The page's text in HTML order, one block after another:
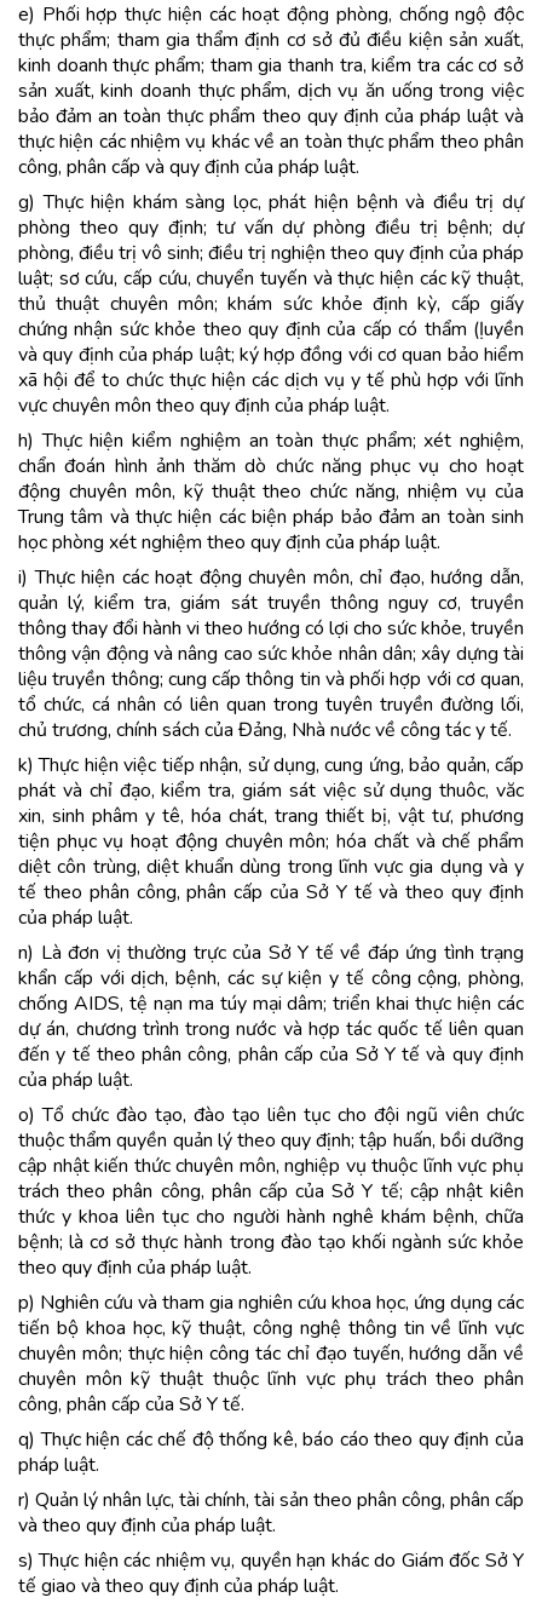
e) Phối hợp thực hiện các hoạt động phòng, chống ngộ độc
thực phẩm; tham gia thẩm định cơ sở đủ điều kiện sản xuất,
kinh doanh thực phẩm; tham gia thanh tra, kiểm tra các cơ sở
sản xuất, kinh doanh thực phẩm, dịch vụ ăn uống trong việc
bảo đảm an toàn thực phẩm theo quy định của pháp luật và
thực hiện các nhiệm vụ khác về an toàn thực phẩm theo phân
công, phân cấp và quy định của pháp luật.
g) Thực hiện khám sàng lọc, phát hiện bệnh và điều trị dự
phòng theo quy định; tư vấn dự phòng điều trị bệnh; dự
phòng, điều trị vô sinh; điều trị nghiện theo quy định của pháp
luật; sơ cứu, cấp cứu, chuyển tuyến và thực hiện các kỹ thuật,
thủ thuật chuyên môn; khám sức khỏe định kỳ, cấp giấy
chứng nhận sức khỏe theo quy định của cấp có thẩm (Ịuyền
và quy định của pháp luật; ký hợp đồng với cơ quan bảo hiểm
xã hội để to chức thực hiện các dịch vụ y tế phù hợp với lĩnh
vực chuyên môn theo quy định của pháp luật.
h) Thực hiện kiểm nghiệm an toàn thực phẩm; xét nghiệm,
chẩn đoán hình ảnh thăm dò chức năng phục vụ cho hoạt
động chuyên môn, kỹ thuật theo chức năng, nhiệm vụ của
Trung tâm và thực hiện các biện pháp bảo đảm an toàn sinh
học phòng xét nghiệm theo quy định của pháp luật.
i) Thực hiện các hoạt động chuyên môn, chỉ đạo, hướng dẫn,
quản lý, kiểm tra, giám sát truyền thông nguy cơ, truyền
thông thay đổi hành vi theo hướng có lợi cho sức khỏe, truyền
thông vận động và nâng cao sức khỏe nhân dân; xây dựng tài
liệu truyền thông; cung cấp thông tin và phối hợp với cơ quan,
tổ chức, cá nhân có liên quan trong tuyên truyền đường lối,
chủ trương, chính sách của Đảng, Nhà nước về công tác y tế.
k) Thực hiện việc tiếp nhận, sử dụng, cung ứng, bảo quản, cấp
phát và chỉ đạo, kiểm tra, giám sát việc sử dụng thuôc, văc
xin, sinh phâm y tê, hóa chát, trang thiết bị, vật tư, phương
tiện phục vụ hoạt động chuyên môn; hóa chất và chế phẩm
diệt côn trùng, diệt khuẩn dùng trong lĩnh vực gia dụng và y
tế theo phân công, phân cấp của Sở Y tế và theo quy định
của pháp luật.
n) Là đơn vị thường trực của Sở Y tế về đáp ứng tình trạng
khẩn cấp với dịch, bệnh, các sự kiện y tế công cộng, phòng,
chống AIDS, tệ nạn ma túy mại dâm; triển khai thực hiện các
dự án, chương trình trong nước và hợp tác quốc tế liên quan
đến y tế theo phân công, phân cấp của Sở Y tế và quy định
của pháp luật.
o) Tổ chức đào tạo, đào tạo liên tục cho đội ngũ viên chức
thuộc thẩm quyền quản lý theo quy định; tập huấn, bồi dưỡng
cập nhật kiến thức chuyên môn, nghiệp vụ thuộc lĩnh vực phụ
trách theo phân công, phân cấp của Sở Y tế; cập nhật kiên
thức y khoa liên tục cho người hành nghê khám bệnh, chữa
bệnh; là cơ sở thực hành trong đào tạo khối ngành sức khỏe
theo quy định của pháp luật.
p) Nghiên cứu và tham gia nghiên cứu khoa học, ứng dụng các
tiến bộ khoa học, kỹ thuật, công nghệ thông tin về lĩnh vực
chuyên môn; thực hiện công tác chỉ đạo tuyến, hướng dẫn về
chuyên môn kỹ thuật thuộc lĩnh vực phụ trách theo phân
công, phân cấp của Sở Y tế.
q) Thực hiện các chế độ thống kê, báo cáo theo quy định của
pháp luật.
r) Quản lý nhân lực, tài chính, tài sản theo phân công, phân cấp
và theo quy định của pháp luật.
s) Thực hiện các nhiệm vụ, quyền hạn khác do Giám đốc Sở Y
tế giao và theo quy định của pháp luật.